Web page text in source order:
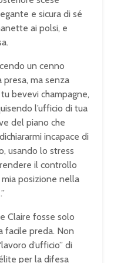
e sicura di sé
ai polsi, e
un cenno
ma senza
bevevi champagne,
l’ufficio di tua
del piano che
incapace di
usando lo stress
il controllo
posizione nella
Claire fosse solo
facile preda. Non
d’ufficio” di
per la difesa